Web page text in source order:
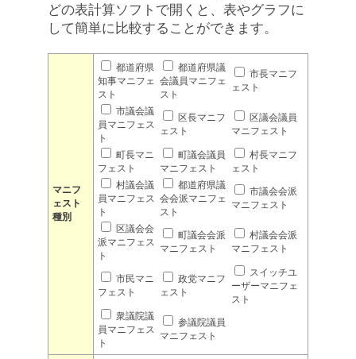
どの表計算ソフトで開くと、表やグラフに
して簡単に比較することができます。
マニフ
ェスト
種別
都道府県
知事マニフェ
スト
都道府県議
会議員マニフェ
スト
市長マニフ
ェスト
市議会議
員マニフェス
ト
区長マニフ
ェスト
区議会議員
マニフェスト
町長マニ
フェスト
町議会議員
マニフェスト
村長マニフ
ェスト
村議会議
員マニフェス
ト
都道府県議
会会派マニフェ
スト
市議会会派
マニフェスト
区議会会
派マニフェス
ト
町議会会派
マニフェスト
村議会会派
マニフェスト
市民マニ
フェスト
政党マニフ
ェスト
スイッチユ
ーザーマニフェ
スト
衆議院議
員マニフェス
ト
参議院議員
マニフェスト